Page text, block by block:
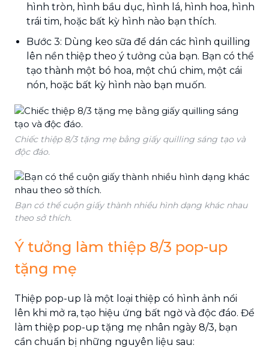
hình tròn, hình bầu dục, hình lá, hình hoa, hình
trái tim, hoặc bất kỳ hình nào bạn thích.
Bước 3: Dùng keo sữa để dán các hình quilling
lên nền thiệp theo ý tưởng của bạn. Bạn có thể
tạo thành một bó hoa, một chú chim, một cái
nón, hoặc bất kỳ hình nào bạn muốn.
Chiếc thiệp 8/3 tặng mẹ bằng giấy quilling sáng tạo và
độc đáo.
Bạn có thể cuộn giấy thành nhiều hình dạng khác nhau
theo sở thích.
Ý tưởng làm thiệp 8/3 pop-up
tặng mẹ
Thiệp pop-up là một loại thiệp có hình ảnh nổi
lên khi mở ra, tạo hiệu ứng bất ngờ và độc đáo. Để
làm thiệp pop-up tặng mẹ nhân ngày 8/3, bạn
cần chuẩn bị những nguyên liệu sau: